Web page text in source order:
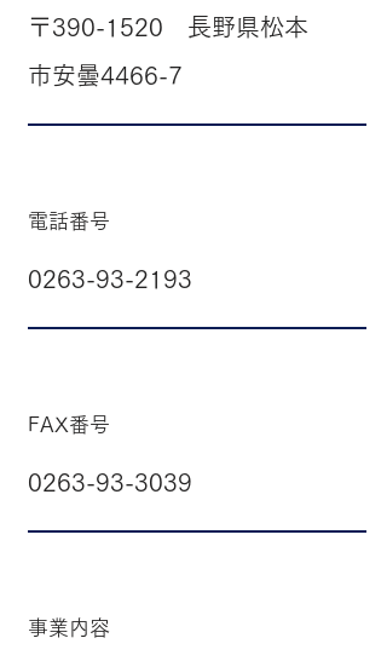
〒390-1520 長野県松本
市安曇4466-7
電話番号
0263-93-2193
FAX番号
0263-93-3039
事業内容